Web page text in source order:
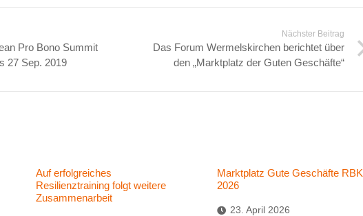
Pro Bono Summit
27 Sep. 2019
Nächster Beitrag
Das Forum Wermelskirchen berichtet über
den „Marktplatz der Guten Geschäfte“
Auf erfolgreiches
Resilienztraining folgt weitere
Zusammenarbeit
Marktplatz Gute Geschäfte RBK
2026
23. April 2026